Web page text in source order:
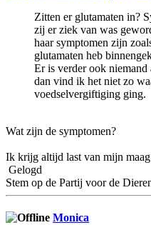
Zitten er glutamaten in?
zij er ziek van was
haar symptomen zijn
glutamaten heb
Er is verder ook niemand
dan vind ik het niet zo
voedselvergiftiging ging.
Wat zijn de symptomen?
Ik krijg altijd last van mijn
Gelogd
Stem op de Partij voor de
Monica